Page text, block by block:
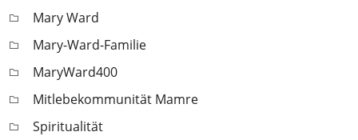
Mary Ward
Mary-Ward-Familie
MaryWard400
Mitlebekommunität Mamre
Spiritualität